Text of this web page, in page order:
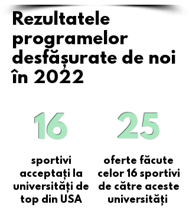
Rezultatele
programelor
desfășurate de noi
în 2022
16
sportivi
acceptați la
universități de
top din USA
25
oferte făcute
celor 16 sportivi
de către aceste
universități